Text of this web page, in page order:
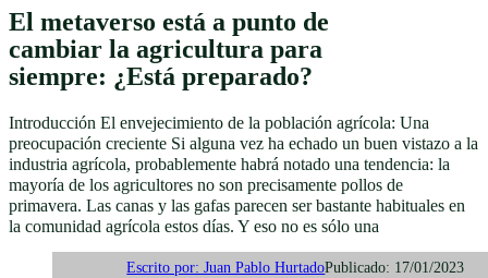
El metaverso está a punto de
cambiar la agricultura para
siempre: ¿Está preparado?
Introducción El envejecimiento de la población agrícola: Una
preocupación creciente Si alguna vez ha echado un buen vistazo a la
industria agrícola, probablemente habrá notado una tendencia: la
mayoría de los agricultores no son precisamente pollos de
primavera. Las canas y las gafas parecen ser bastante habituales en
la comunidad agrícola estos días. Y eso no es sólo una
Escrito por: Juan Pablo HurtadoPublicado: 17/01/2023